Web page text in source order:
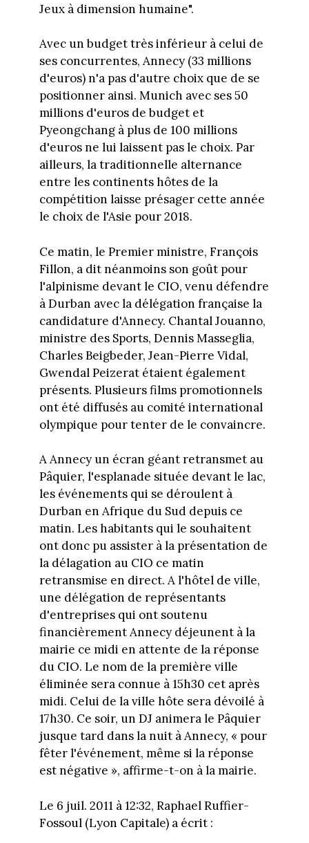
Jeux à dimension humaine".
Avec un budget très inférieur à celui de
ses concurrentes, Annecy (33 millions
d'euros) n'a pas d'autre choix que de se
positionner ainsi. Munich avec ses 50
millions d'euros de budget et
Pyeongchang à plus de 100 millions
d'euros ne lui laissent pas le choix. Par
ailleurs, la traditionnelle alternance
entre les continents hôtes de la
compétition laisse présager cette année
le choix de l'Asie pour 2018.
Ce matin, le Premier ministre, François
Fillon, a dit néanmoins son goût pour
l'alpinisme devant le CIO, venu défendre
à Durban avec la délégation française la
candidature d'Annecy. Chantal Jouanno,
ministre des Sports, Dennis Masseglia,
Charles Beigbeder, Jean-Pierre Vidal,
Gwendal Peizerat étaient également
présents. Plusieurs films promotionnels
ont été diffusés au comité international
olympique pour tenter de le convaincre.
A Annecy un écran géant retransmet au
Pâquier, l'esplanade située devant le lac,
les événements qui se déroulent à
Durban en Afrique du Sud depuis ce
matin. Les habitants qui le souhaitent
ont donc pu assister à la présentation de
la délagation au CIO ce matin
retransmise en direct. A l'hôtel de ville,
une délégation de représentants
d'entreprises qui ont soutenu
financièrement Annecy déjeunent à la
mairie ce midi en attente de la réponse
du CIO. Le nom de la première ville
éliminée sera connue à 15h30 cet après
midi. Celui de la ville hôte sera dévoilé à
17h30. Ce soir, un DJ animera le Pâquier
jusque tard dans la nuit à Annecy, « pour
fêter l'événement, même si la réponse
est négative », affirme-t-on à la mairie.
Le 6 juil. 2011 à 12:32, Raphael Ruffier-
Fossoul (Lyon Capitale) a écrit :